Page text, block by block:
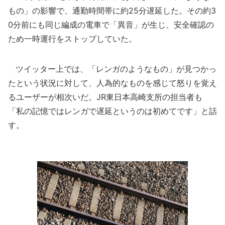
もの」の影響で、通勤時間帯に約25分遅延した。その約3
0分前にも同じ編成の電車で「異音」が生じ、安全確認の
ため一時運行をストップしていた。
ツイッター上では、「レンガのようなもの」が見つかっ
たという状況に対して、人為的なものを感じて怒りを覚え
るユーザーが相次いだ。JR東日本高崎支所の担当者も
「私の記憶ではレンガで遅延というのは初めてです」と話
す。